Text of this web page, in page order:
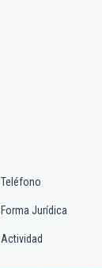
Teléfono
Forma Jurídica
Actividad